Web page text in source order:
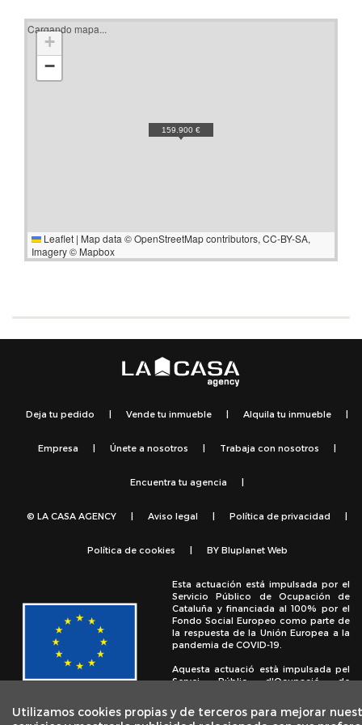
Utilizamos cookies propias y de terceros para mejorar
Cargando mapa...
159.900 €
+
−
Leaflet | Map data ©OpenStreetMapcontributors, CC-BY-SA,
Imagery © Mapbox
Deja tu pedido | Vende tu inmueble | Alquila tu inmueble |
Empresa | Únete a nosotros | Trabaja con nosotros |
Encuentra tu agencia |
© LA CASA AGENCY | Aviso legal | Política de privacidad |
Política de cookies | BY Bluplanet Web
Esta actuación está impulsada por el
Servicio Público de Ocupación de
Cataluña y financiada al 100% por el
Fondo Social Europeo como parte de
la respuesta de la Unión Europea a la
pandemia de COVID-19.
Aquesta actuació està impulsada pel
Servei Públic d'Ocupació de
Fons Social Europeu com a part de la
resposta de la Unió Europea a la